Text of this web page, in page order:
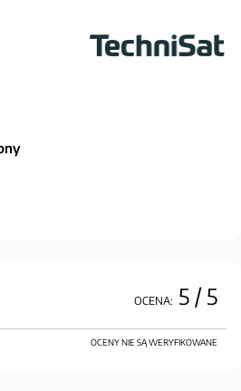
OCENA: 5/ 5
OCENY NIE SĄ WERYFIKOWANE